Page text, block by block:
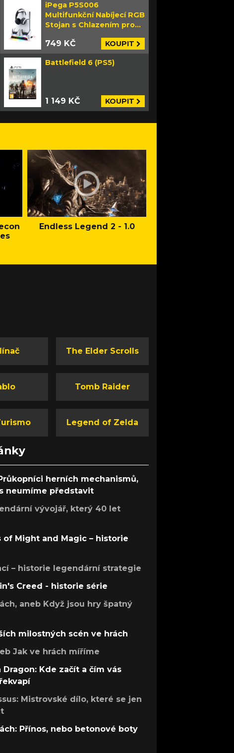
iPega P5S006
Multifunkční Nabíjecí RGB
Stojan s Chlazením pro
749 KČ KOUPIT
Battlefield 6 (PS5)
1 149 KČ KOUPIT
Endless Legend 2 - 1.0
The Elder Scrolls
Tomb Raider
Legend of Zelda
herních mechanismů,
neumíme představit
vývojář, který 40 let
of Might and Magic – historie
– historie legendární strategie
Creed - historie série
aneb Když jsou hry špatný
milostných scén ve hrách
Jak ve hrách míříme
Dragon: Kde začít a čím vás
Mistrovské dílo, které se jen
Přínos, nebo betonové boty